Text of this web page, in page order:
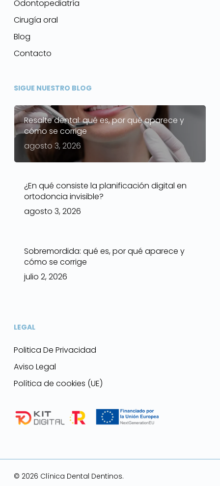
Odontopediatría
Cirugía oral
Blog
Contacto
SIGUE NUESTRO BLOG
Resalte dental: qué es, por qué aparece y
cómo se corrige
agosto 3, 2026
¿En qué consiste la planificación digital en
ortodoncia invisible?
agosto 3, 2026
Sobremordida: qué es, por qué aparece y
cómo se corrige
julio 2, 2026
LEGAL
Politica De Privacidad
Aviso Legal
Política de cookies (UE)
© 2026 Clínica Dental Dentinos.